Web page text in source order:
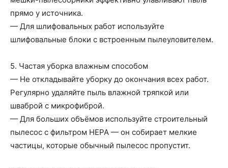
прямо у источника.
— Для шлифовальных работ используйте
шлифовальные блоки с встроенным пылеуловителем.
5. Частая уборка влажным способом
— Не откладывайте уборку до окончания всех работ.
Регулярно удаляйте пыль влажной тряпкой или
шваброй с микрофиброй.
— Для больших объёмов используйте строительный
пылесос с фильтром HEPA — он собирает мелкие
частицы, которые обычный пылесос пропустит.